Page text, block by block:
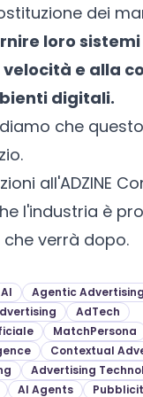
dei
loro
e alla
digitali.
che
all'ADZINE
l'industria è
verrà dopo.
Agentic Advertising
AdTech
MatchPersona
Contextual
Advertising
AI Agents